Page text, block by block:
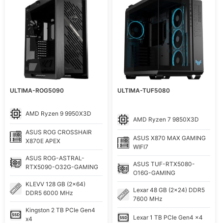
ULTIMA-ROG5090
AMD Ryzen 9 9950X3D
ASUS ROG CROSSHAIR
X870E APEX
ASUS ROG-ASTRAL-
RTX5090-O32G-GAMING
KLEVV 128 GB (2x64)
DDR5 6000 MHz
Kingston 2 TB PCIe Gen4
x4
ULTIMA-TUF5080
AMD Ryzen 7 9850X3D
ASUS X870 MAX GAMING
WIFI7
ASUS TUF-RTX5080-
O16G-GAMING
Lexar 48 GB (2x24) DDR5
7600 MHz
Lexar 1 TB PCIe Gen4 x4